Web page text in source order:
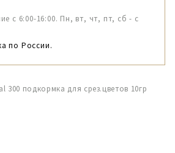
с 6:00-16:00. Пн, вт, чт, пт, сб - с
по России.
300 подкормка для срез.цветов 10гр